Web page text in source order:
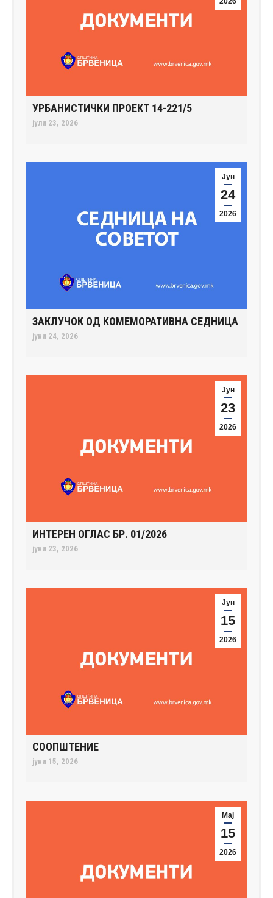
УРБАНИСТИЧКИ ПРОЕКТ 14-221/5
јули 23, 2026
Јун
24
2026
ЗАКЛУЧОК ОД КОМЕМОРАТИВНА СЕДНИЦА
јуни 24, 2026
Јун
23
2026
ИНТЕРЕН ОГЛАС БР. 01/2026
јуни 23, 2026
Јун
15
2026
СООПШТЕНИЕ
јуни 15, 2026
Мај
15
2026